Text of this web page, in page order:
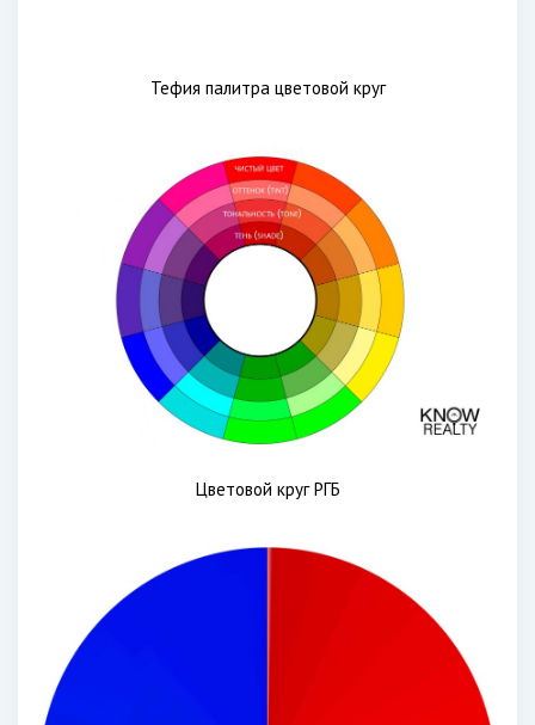
Тефия палитра цветовой круг
Цветовой круг РГБ